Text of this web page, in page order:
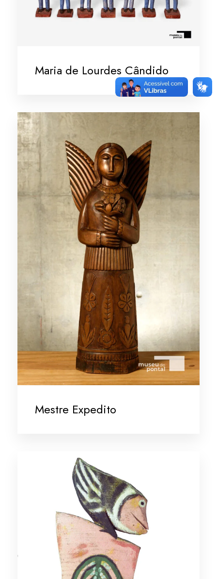
Maria de Lourdes Cândido
Mestre Expedito